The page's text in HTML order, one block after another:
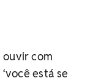
ouvir com
está se